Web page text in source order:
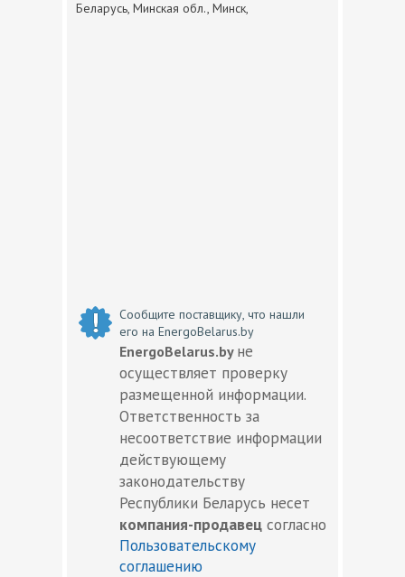
Беларусь, Минская обл., Минск,
Сообщите поставщику, что нашли
его на EnergoBelarus.by
EnergoBelarus.by не
осуществляет проверку
размещенной информации.
Ответственность за
несоответствие информации
действующему
законодательству
Республики Беларусь несет
компания-продавец согласно
Пользовательскому
соглашению